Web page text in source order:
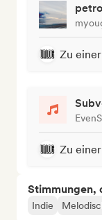
Zu
EvenS
Zu
Stimmungen,
Indie